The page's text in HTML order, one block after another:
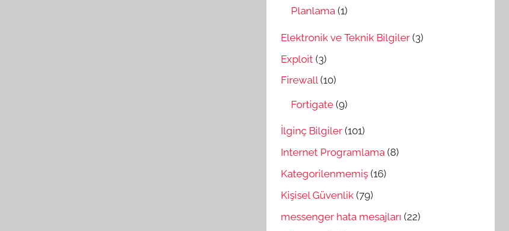
Planlama (1)
Elektronik ve Teknik Bilgiler (3)
Exploit (3)
Firewall(10)
Fortigate (9)
İlginç Bilgiler (101)
Internet Programlama (8)
Kategorilenmemiş (16)
Kişisel Güvenlik (79)
messenger hata mesajları (22)